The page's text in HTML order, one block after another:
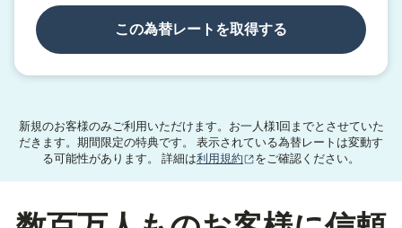
この為替レートを取得する
新規のお客様のみご利用いただけます。お一人様1回までとさせていた
だきます。期間限定の特典です。 表示されている為替レートは変動す
る可能性があります。 詳細は利用規約 （別ウィンドウで開きます
をご確認ください。